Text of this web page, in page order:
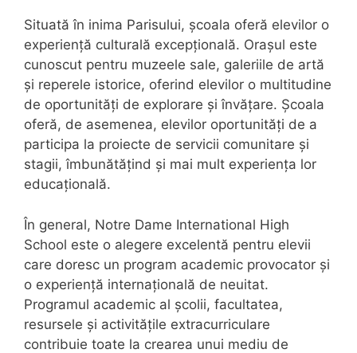
Situată în inima Parisului, școala oferă elevilor o
experiență culturală excepțională. Orașul este
cunoscut pentru muzeele sale, galeriile de artă
și reperele istorice, oferind elevilor o multitudine
de oportunități de explorare și învățare. Școala
oferă, de asemenea, elevilor oportunități de a
participa la proiecte de servicii comunitare și
stagii, îmbunătățind și mai mult experiența lor
educațională.
În general, Notre Dame International High
School este o alegere excelentă pentru elevii
care doresc un program academic provocator și
o experiență internațională de neuitat.
Programul academic al școlii, facultatea,
resursele și activitățile extracurriculare
contribuie toate la crearea unui mediu de